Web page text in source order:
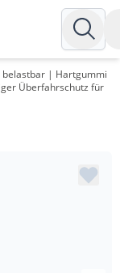
belastbar | Hartgummi
Überfahrschutz für